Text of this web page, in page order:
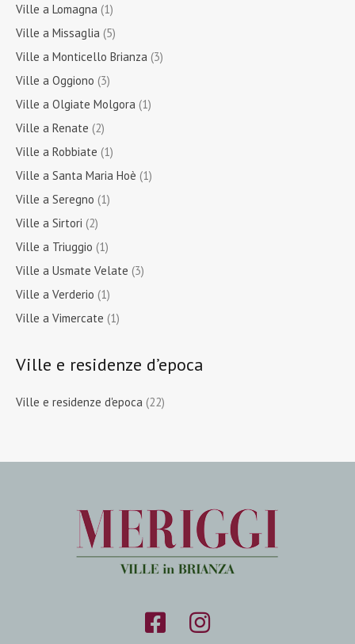
Ville a Lomagna (1)
Ville a Missaglia (5)
Ville a Monticello Brianza (3)
Ville a Oggiono (3)
Ville a Olgiate Molgora (1)
Ville a Renate (2)
Ville a Robbiate (1)
Ville a Santa Maria Hoè (1)
Ville a Seregno (1)
Ville a Sirtori (2)
Ville a Triuggio (1)
Ville a Usmate Velate (3)
Ville a Verderio (1)
Ville a Vimercate (1)
Ville e residenze d’epoca
Ville e residenze d'epoca (22)